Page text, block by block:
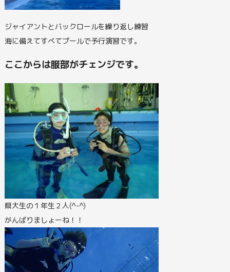
ジャイアントとバックロールを繰り返し練習
海に備えてすべてプールで予行演習です。
ここからは服部がチェンジです。
県大生の１年生２人(^-^)
がんばりましょーね！！